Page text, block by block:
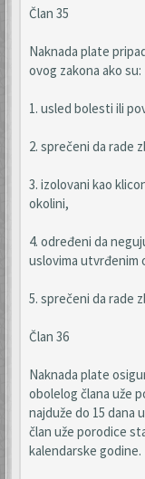
Član 35
Naknada plate
ovog zakona ako su:
1. usled bolesti ili
2. sprečeni da rade
3. izolovani kao
okolini,
4. određeni da
uslovima utvrđenim
5. sprečeni da rade
Član 36
Naknada plate
obolelog člana uže
najduže do 15 dana
član uže porodice
kalendarske godine.